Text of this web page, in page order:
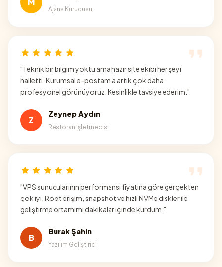
M
Ajans Kurucusu
"Teknik bir bilgim yoktu ama hazır site ekibi her şeyi
halletti. Kurumsal e-postamla artık çok daha
profesyonel görünüyoruz. Kesinlikle tavsiye ederim. "
Z
Zeynep Aydın
Restoran İşletmecisi
"VPS sunucularının performansı fiyatına göre gerçekten
çok iyi. Root erişim, snapshot ve hızlı NVMe diskler ile
geliştirme ortamımı dakikalar içinde kurdum. "
B
Burak Şahin
Yazılım Geliştirici